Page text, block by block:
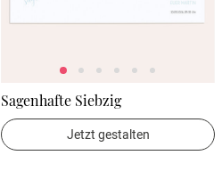
Sagenhafte Siebzig
Jetzt gestalten